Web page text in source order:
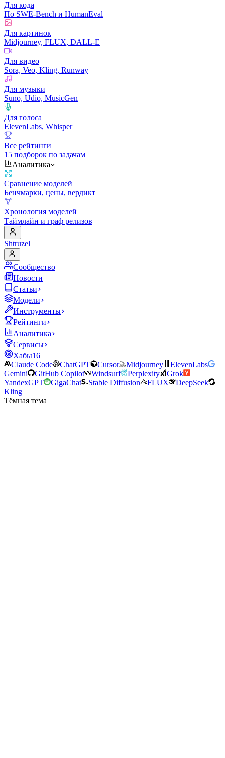
Для кода
По SWE-Bench и HumanEval
Для картинок
Midjourney, FLUX, DALL-E
Для видео
Sora, Veo, Kling, Runway
Для музыки
Suno, Udio, MusicGen
Для голоса
ElevenLabs, Whisper
Все рейтинги
15 подборок по задачам
Аналитика
Сравнение моделей
Бенчмарки, цены, вердикт
Хронология моделей
Таймлайн и граф релизов
Shtruzel
Сообщество
Новости
Статьи
Модели
Инструменты
Рейтинги
Аналитика
Сервисы
Хабы16
Claude Code
ChatGPT Cursor Midjourney
ElevenLabs
Gemini
GitHub Copilot Windsurf Perplexity
Grok
YandexGPT
GigaChat Stable Diffusion FLUX
DeepSeek
Kling
Тёмная тема